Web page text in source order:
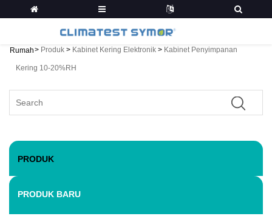
Rumah> Produk > Kabinet Kering Elektronik > Kabinet Penyimpanan
Kering 10-20%RH
PRODUK
PRODUK BARU